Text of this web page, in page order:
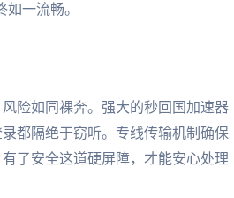
一流畅。
险如同裸奔。强大的秒回国加速器
都隔绝于窃听。专线传输机制确保
了安全这道硬屏障，才能安心处理